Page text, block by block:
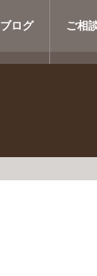
ブログ ご相